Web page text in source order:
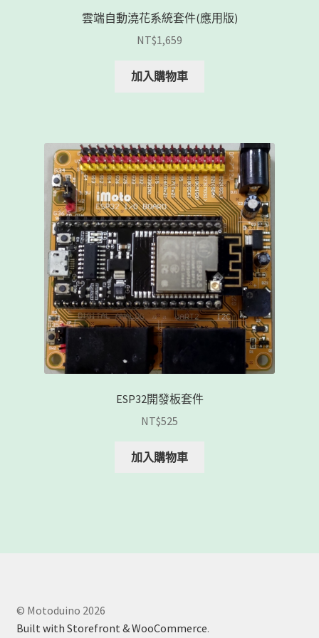
雲端自動澆花系統套件(應用版)
NT$1,659
加入購物車
ESP32開發板套件
NT$525
加入購物車
© Motoduino 2026
Built with Storefront & WooCommerce.